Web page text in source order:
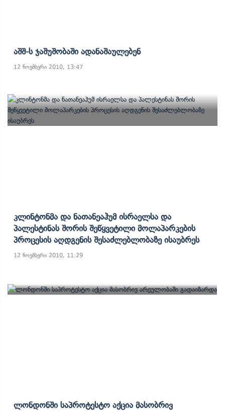
Აშშ-Ს Ჯაშუშობაში Ადანაშაულებენ
12 ნოემბერი 2010, 13:47
Კლინტონმა Და Ნათანეაჰუმ Ისრაელსა Და
Პალესტინას Შორის Შეწყვეტილი Მოლაპარკების
Პროცესის Აღდგენის Შესაძლებლობაზე Ისაუბრეს
12 ნოემბერი 2010, 11:29
Ლონდონში Საპროტესტო Აქცია Მასობრივ